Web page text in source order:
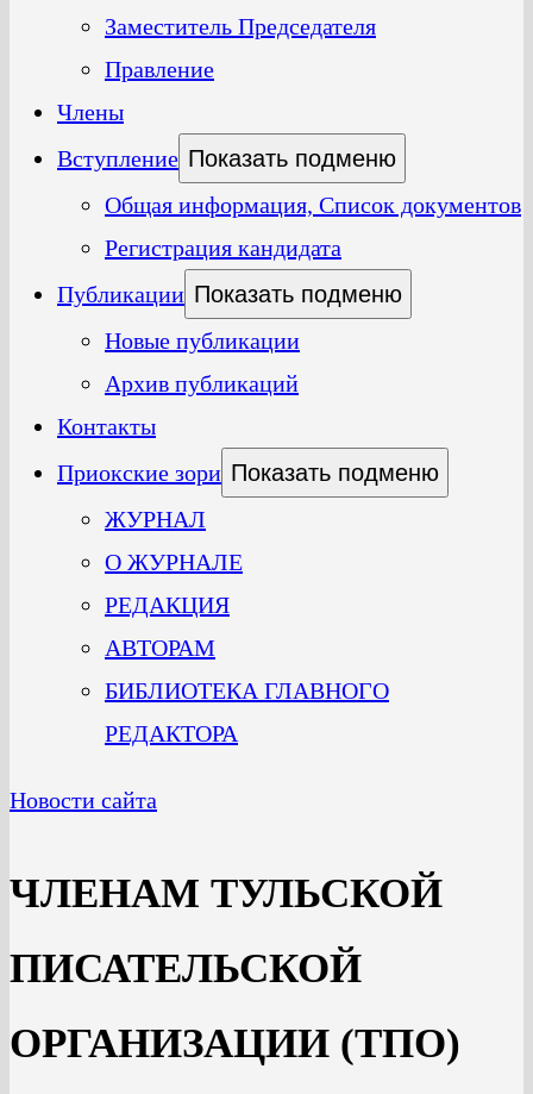
Заместитель Председателя
Правление
Члены
Вступление Показать подменю
Общая информация, Список документов
Регистрация кандидата
Публикации Показать подменю
Новые публикации
Архив публикаций
Контакты
Приокские зори Показать подменю
ЖУРНАЛ
О ЖУРНАЛЕ
РЕДАКЦИЯ
АВТОРАМ
БИБЛИОТЕКА ГЛАВНОГО
РЕДАКТОРА
Новости сайта
ЧЛЕНАМ ТУЛЬСКОЙ
ПИСАТЕЛЬСКОЙ
ОРГАНИЗАЦИИ (ТПО)